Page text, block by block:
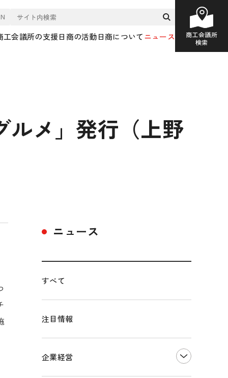
工会議所の支援日商の活動日商についてニュース
商工会議所
検索
ルメ」発行（上野
ニュース
すべて
注目情報
企業経営